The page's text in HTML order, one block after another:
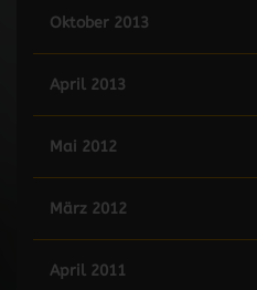
Oktober 2013
April 2013
Mai 2012
März 2012
April 2011